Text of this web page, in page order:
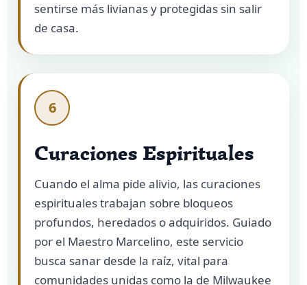
sentirse más livianas y protegidas sin salir
de casa.
6
Curaciones Espirituales
Cuando el alma pide alivio, las curaciones
espirituales trabajan sobre bloqueos
profundos, heredados o adquiridos. Guiado
por el Maestro Marcelino, este servicio
busca sanar desde la raíz, vital para
comunidades unidas como la de Milwaukee